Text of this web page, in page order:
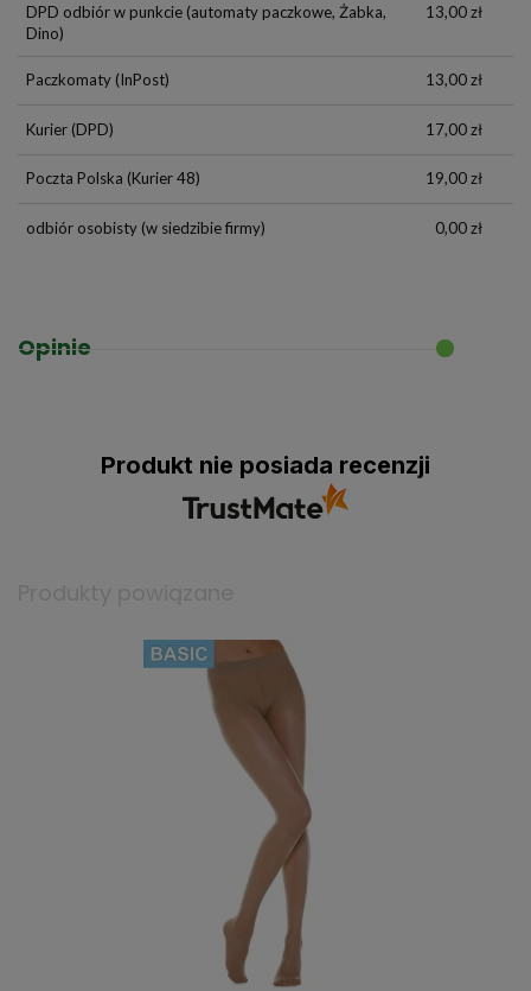
DPD odbiór w punkcie(automaty paczkowe, Żabka,
Dino)
13,00 zł
Paczkomaty(InPost) 13,00 zł
Kurier(DPD) 17,00 zł
Poczta Polska (Kurier 48) 19,00 zł
odbiór osobisty(w siedzibie firmy) 0,00 zł
Opinie
Produkt nie posiada recenzji